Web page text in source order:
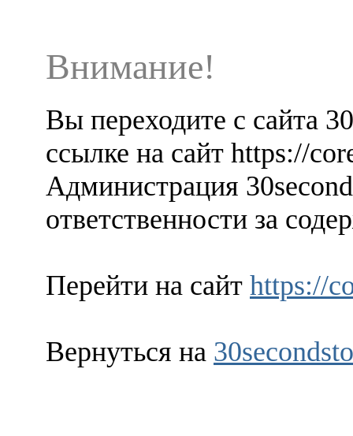
Внимание!
Вы переходите с сайта
ссылке на сайт https://
Администрация
ответственности за
Перейти на сайт https://
Вернуться на